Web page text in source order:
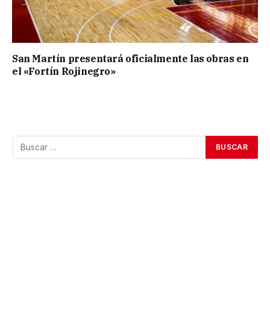
San Martín presentará oficialmente las obras en
el «Fortín Rojinegro»